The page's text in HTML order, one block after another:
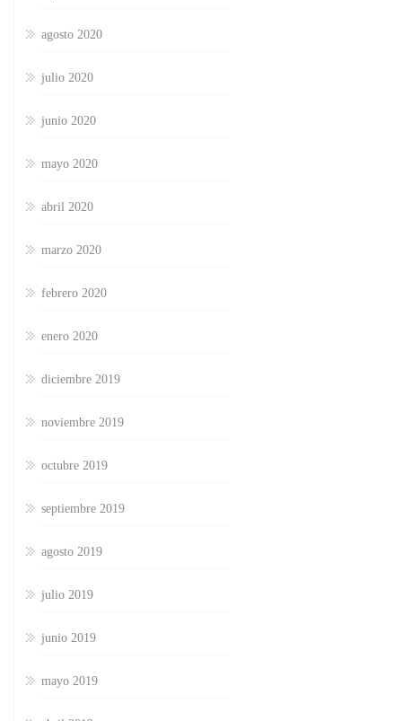
agosto 2020
julio 2020
junio 2020
mayo 2020
abril 2020
marzo 2020
febrero 2020
enero 2020
diciembre 2019
noviembre 2019
octubre 2019
septiembre 2019
agosto 2019
julio 2019
junio 2019
mayo 2019